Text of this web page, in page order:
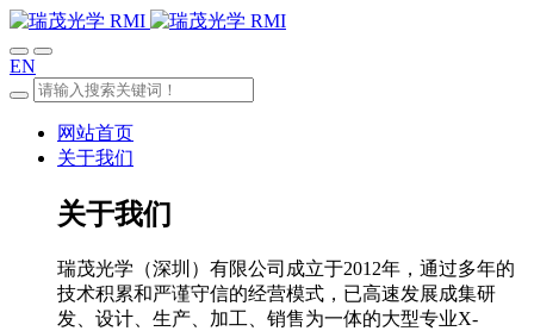
EN
网站首页
关于我们
关于我们
瑞茂光学（深圳）有限公司成立于2012年，通过多年的
技术积累和严谨守信的经营模式，已高速发展成集研
发、设计、生产、加工、销售为一体的大型专业X-